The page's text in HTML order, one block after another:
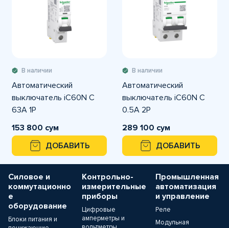
В наличии
Автоматический
выключатель iC60N C
63A 1P
153 800 сум
ДОБАВИТЬ
В наличии
Автоматический
выключатель iC60N C
0.5A 2P
289 100 сум
ДОБАВИТЬ
Силовое и
коммутационно
е
оборудование
Блоки питания и
Контрольно-
измерительные
приборы
Цифровые
амперметры и
Промышленная
автоматизация
и управление
Реле
Модульная